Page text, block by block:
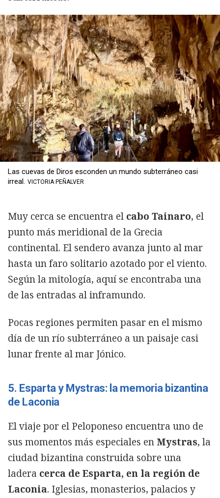
Las cuevas de Diros esconden un mundo subterráneo casi
irreal. VICTORIA PEÑALVER
Muy cerca se encuentra el cabo Tainaro, el
punto más meridional de la Grecia
continental. El sendero avanza junto al mar
hasta un faro solitario azotado por el viento.
Según la mitología, aquí se encontraba una
de las entradas al inframundo.
Pocas regiones permiten pasar en el mismo
día de un río subterráneo a un paisaje casi
lunar frente al mar Jónico.
5. Esparta y Mystras: la memoria bizantina
de Laconia
El viaje por el Peloponeso encuentra uno de
sus momentos más especiales en Mystras, la
ciudad bizantina construida sobre una
ladera cerca de Esparta, en la región de
Laconia. Iglesias, monasterios, palacios y